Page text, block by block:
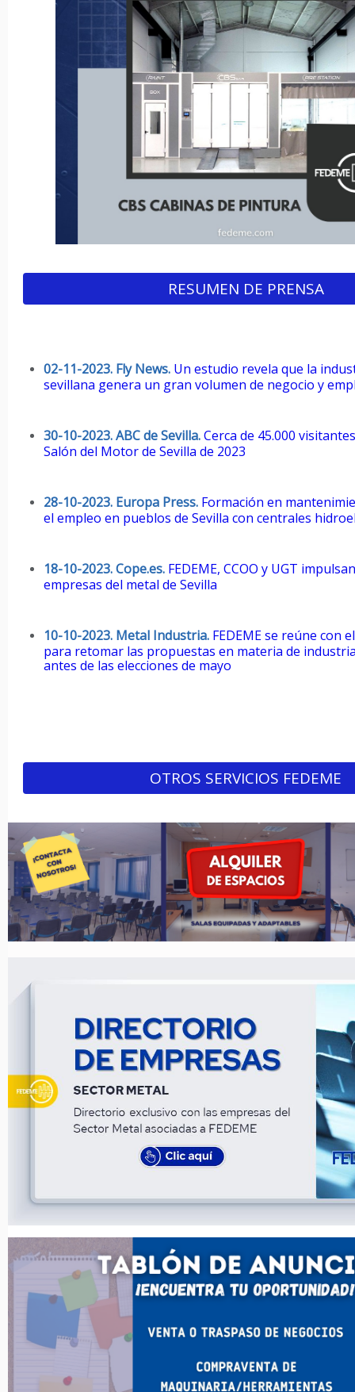
RESUMEN DE PRENSA
02-11-2023. Fly News. Un estudio revela que la
sevillana genera un gran volumen de negocio y
30-10-2023. ABC de Sevilla.Cerca de 45.000
Salón del Motor de Sevilla de 2023
28-10-2023. Europa Press. Formación en
el empleo en pueblos de Sevilla con centrales
18-10-2023. Cope.es. FEDEME, CCOO y UGT
empresas del metal de Sevilla
10-10-2023. Metal Industria. FEDEME se reúne con
para retomar las propuestas en materia de
antes de las elecciones de mayo
OTROS SERVICIOS FEDEME